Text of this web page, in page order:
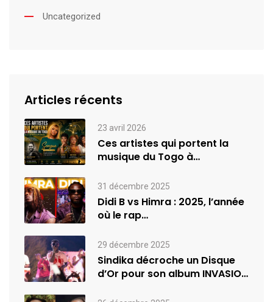
Uncategorized
Articles récents
23 avril 2026
Ces artistes qui portent la
musique du Togo à
31 décembre 2025
Didi B vs Himra : 2025, l’année
où le rap…
29 décembre 2025
Sindika décroche un Disque
d’Or pour son album INVASION